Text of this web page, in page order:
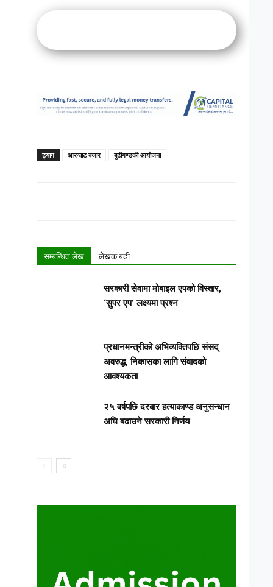
ट्याग आरुघाट बजार बुढीगण्डकी आयोजना
सम्बन्धित लेख लेखक बढी
सरकारी सेवामा मोबाइल एपको विस्तार,
‘सुपर एप’ लक्ष्यमा प्रश्न
प्रधानमन्त्रीको अभिव्यक्तिपछि संसद्
अवरुद्ध, निकासका लागि संवादको
आवश्यकता
२५ वर्षपछि दरबार हत्याकाण्ड अनुसन्धान
अघि बढाउने सरकारी निर्णय